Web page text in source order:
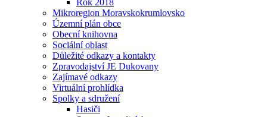
Rok 2018
Mikroregion Moravskokrumlovsko
Územní plán obce
Obecní knihovna
Sociální oblast
Důležité odkazy a kontakty
Zpravodajství JE Dukovany
Zajímavé odkazy
Virtuální prohlídka
Spolky a sdružení
Hasiči